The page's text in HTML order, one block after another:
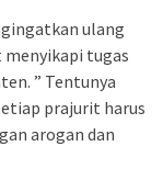
ulang
menyikapi tugas
” Tentunya
prajurit harus
arogan dan